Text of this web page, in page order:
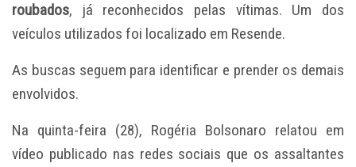
roubados, já reconhecidos pelas vítimas. Um dos
veículos utilizados foi localizado em Resende.
As buscas seguem para identificar e prender os demais
envolvidos.
Na quinta-feira (28), Rogéria Bolsonaro relatou em
vídeo publicado nas redes sociais que os assaltantes